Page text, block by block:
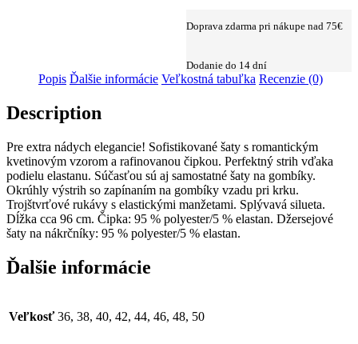
Doprava zdarma pri nákupe nad 75€
Dodanie do 14 dní
Popis Ďalšie informácie Veľkostná tabuľka Recenzie (0)
Description
Pre extra nádych elegancie! Sofistikované šaty s romantickým
kvetinovým vzorom a rafinovanou čipkou. Perfektný strih vďaka
podielu elastanu. Súčasťou sú aj samostatné šaty na gombíky.
Okrúhly výstrih so zapínaním na gombíky vzadu pri krku.
Trojštvrťové rukávy s elastickými manžetami. Splývavá silueta.
Dĺžka cca 96 cm. Čipka: 95 % polyester/5 % elastan. Džersejové
šaty na nákrčníky: 95 % polyester/5 % elastan.
Ďalšie informácie
Veľkosť 36, 38, 40, 42, 44, 46, 48, 50